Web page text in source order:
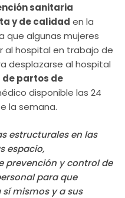
sanitaria
y de calidad en la
que algunas mujeres
al hospital en trabajo de
desplazarse al hospital
de partos de
disponible las 24
la semana.
estructurales en las
espacio,
prevención y control de
para que
mismos y a sus